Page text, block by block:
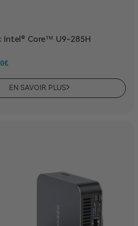
Intel® Core™ U9-285H
€
EN SAVOIR PLUS